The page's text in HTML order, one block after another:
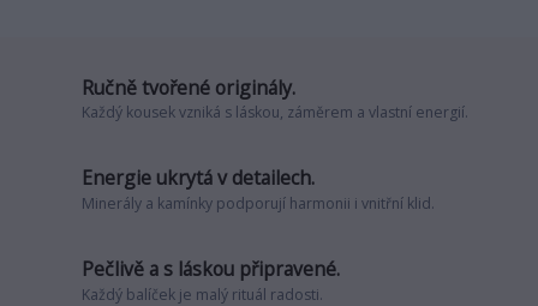
Ručně tvořené originály.
Každý kousek vzniká s láskou, záměrem a vlastní energií.
Energie ukrytá v detailech.
Minerály a kamínky podporují harmonii i vnitřní klid.
Pečlivě a s láskou připravené.
Každý balíček je malý rituál radosti.